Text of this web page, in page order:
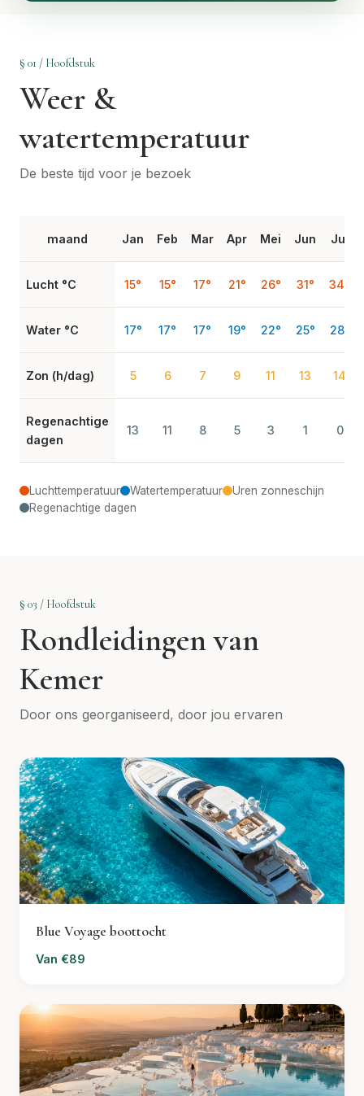
§ 01 / Hoofdstuk
Weer &
watertemperatuur
De beste tijd voor je bezoek
maand Jan Feb Mar Apr Mei Jun Jul
Lucht °C 15° 15° 17° 21° 26° 31° 34°
Water °C 17° 17° 17° 19° 22° 25° 28°
Zon (h/dag) 5 6 7 9 11 13 14
Regenachtige
dagen
13 11 8 5 3 1 0
Luchttemperatuur Watertemperatuur
Uren zonneschijn
Regenachtige dagen
§ 03 / Hoofdstuk
Rondleidingen van
Kemer
Door ons georganiseerd, door jou ervaren
Blue Voyage boottocht
Van €89